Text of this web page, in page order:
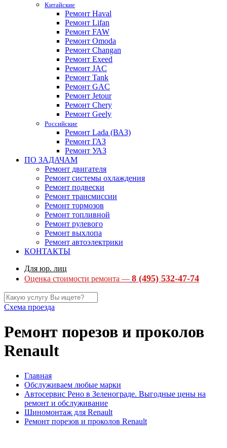
Китайские
Ремонт Haval
Ремонт Lifan
Ремонт FAW
Ремонт Omoda
Ремонт Changan
Ремонт Exeed
Ремонт JAC
Ремонт Tank
Ремонт GAC
Ремонт Jetour
Ремонт Chery
Ремонт Geely
Российские
Ремонт Lada (ВАЗ)
Ремонт ГАЗ
Ремонт УАЗ
ПО ЗАДАЧАМ
Ремонт двигателя
Ремонт системы охлаждения
Ремонт подвески
Ремонт трансмиссии
Ремонт тормозов
Ремонт топливной
Ремонт рулевого
Ремонт выхлопа
Ремонт автоэлектрики
КОНТАКТЫ
Для юр. лиц
Оценка стоимости ремонта — 8 (495) 532-47-74
Схема проезда
Ремонт порезов и проколов
Renault
Главная
Обслуживаем любые марки
Автосервис Рено в Зеленограде. Выгодные цены на
ремонт и обслуживание
Шиномонтаж для Renault
Ремонт порезов и проколов Renault